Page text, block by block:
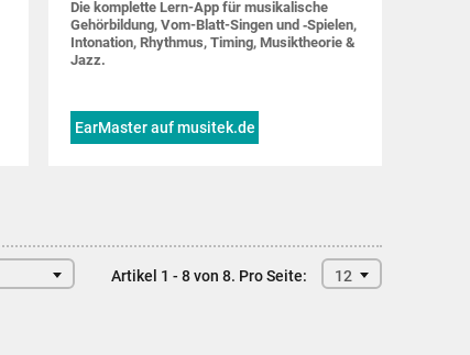
Die komplette Lern-App für musi­ka­lische
Gehör­bildung, Vom-Blatt-Singen und ‑Spielen,
Into­nation, Rhythmus, Timing, Musik­theorie &
Jazz.
EarMaster auf musitek.de
Artikel 1 - 8 von 8. Pro Seite: 12